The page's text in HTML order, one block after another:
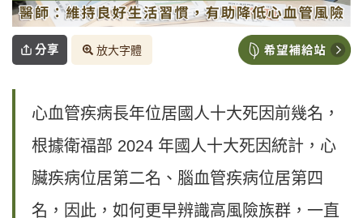
分享 放大字體
心血管疾病長年位居國人十大死因前幾名，
根據衛福部 2024 年國人十大死因統計，心
臟疾病位居第二名、腦血管疾病位居第四
名，因此，如何更早辨識高風險族群，一直